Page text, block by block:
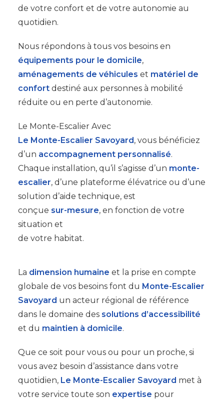
de votre confort et de votre autonomie au
quotidien.
Nous répondons à tous vos besoins en
équipements pour le domicile,
aménagements de véhicules et matériel de
confort destiné aux personnes à mobilité
réduite ou en perte d’autonomie.
Le Monte-Escalier Avec
Le Monte-Escalier Savoyard , vous bénéficiez
d’un accompagnement personnalisé.
Chaque installation, qu’il s’agisse d’un monte-
escalier, d’une plateforme élévatrice ou d’une
solution d’aide technique, est
conçue sur-mesure, en fonction de votre
situation et
de votre habitat.
La dimension humaine et la prise en compte
globale de vos besoins font du Monte-Escalier
Savoyard un acteur régional de référence
dans le domaine des solutions d’accessibilité
et du maintien à domicile.
Que ce soit pour vous ou pour un proche, si
vous avez besoin d’assistance dans votre
quotidien, Le Monte-Escalier Savoyard met à
votre service toute son expertise pour